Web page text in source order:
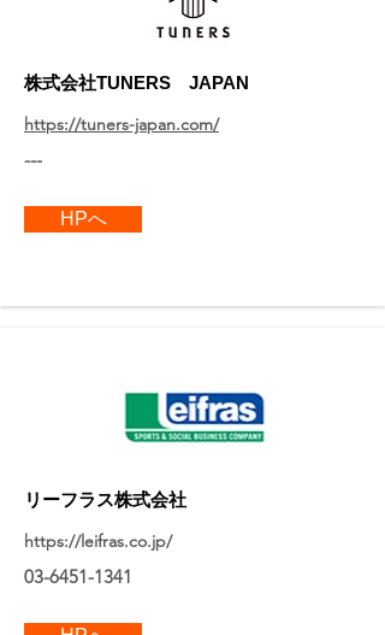
​株式会社TUNERS JAPAN
https://tuners-japan.com/
---
HPへ
リーフラス株式会社
https://leifras.co.jp/
03-6451-1341